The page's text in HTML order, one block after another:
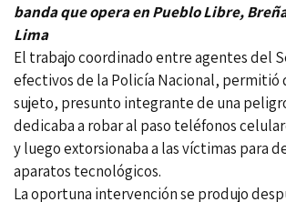
banda que opera en Pueblo Libre,
Lima
El trabajo coordinado entre agentes del
efectivos de la Policía Nacional, permitió
sujeto, presunto integrante de una
dedicaba a robar al paso teléfonos
y luego extorsionaba a las víctimas para
aparatos tecnológicos.
La oportuna intervención se produjo